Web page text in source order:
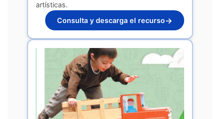
artísticas.
Consulta y descarga el recurso→